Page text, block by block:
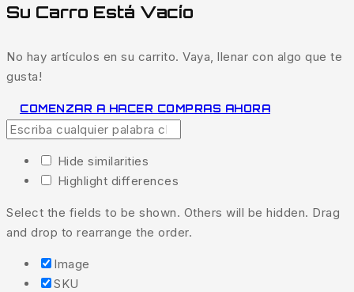
Su Carro Está Vacío
No hay artículos en su carrito. Vaya, llenar con algo que te
gusta!
COMENZAR A HACER COMPRAS AHORA
Hide similarities
Highlight differences
Select the fields to be shown. Others will be hidden. Drag
and drop to rearrange the order.
Image
SKU